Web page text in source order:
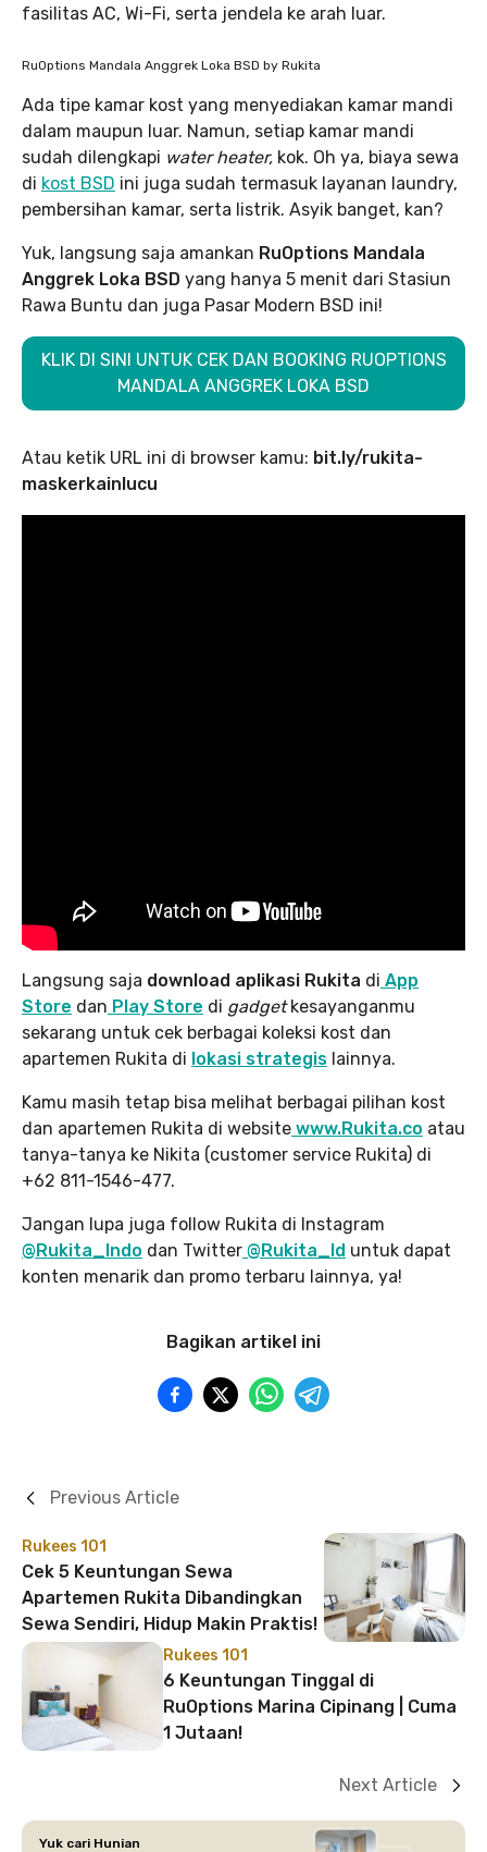
fasilitas AC, Wi-Fi, serta jendela ke arah luar.
RuOptions Mandala Anggrek Loka BSD by Rukita
Ada tipe kamar kost yang menyediakan kamar mandi
dalam maupun luar. Namun, setiap kamar mandi
sudah dilengkapi water heater, kok. Oh ya, biaya sewa
di kost BSD ini juga sudah termasuk layanan laundry,
pembersihan kamar, serta listrik. Asyik banget, kan?
Yuk, langsung saja amankan RuOptions Mandala
Anggrek Loka BSD yang hanya 5 menit dari Stasiun
Rawa Buntu dan juga Pasar Modern BSD ini!
KLIK DI SINI UNTUK CEK DAN BOOKING RUOPTIONS
MANDALA ANGGREK LOKA BSD
Atau ketik URL ini di browser kamu: bit.ly/rukita-
maskerkainlucu
Langsung saja download aplikasi Rukita di App
Store dan Play Store di gadgetkesayanganmu
sekarang untuk cek berbagai koleksi kost dan
apartemen Rukita di lokasi strategis lainnya.
Kamu masih tetap bisa melihat berbagai pilihan kost
dan apartemen Rukita di website www.Rukita.co atau
tanya-tanya ke Nikita (customer service Rukita) di
+62 811-1546-477.
Jangan lupa juga follow Rukita di Instagram
@Rukita_Indo dan Twitter @Rukita_Id untuk dapat
konten menarik dan promo terbaru lainnya, ya!
Bagikan artikel ini
Rukees 101
Cek 5 Keuntungan Sewa
Apartemen Rukita Dibandingkan
Sewa Sendiri, Hidup Makin Praktis!
Previous Article
Rukees 101
6 Keuntungan Tinggal di
RuOptions Marina Cipinang | Cuma
1 Jutaan!
Next Article
Yuk cari Hunian